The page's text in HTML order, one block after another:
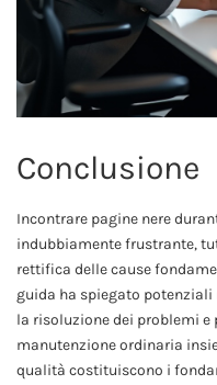
Conclusione
Incontrare pagine nere
indubbiamente frustrante,
rettifica delle cause
guida ha spiegato
la risoluzione dei problemi e
manutenzione ordinaria
qualità costituiscono i